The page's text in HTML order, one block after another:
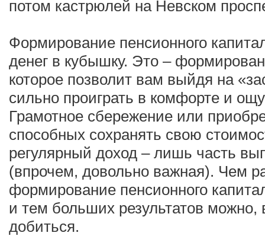
потом кастрюлей на Невском
Формирование пенсионного
денег в кубышку. Это –
которое позволит вам выйдя на
сильно проиграть в комфорте и
Грамотное сбережение или
способных сохранять свою
регулярный доход – лишь часть
(впрочем, довольно важная). Чем
формирование пенсионного
и тем больших результатов можно,
добиться.